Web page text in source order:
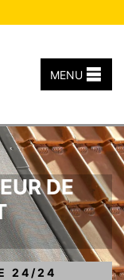
MENU
DE
24/24